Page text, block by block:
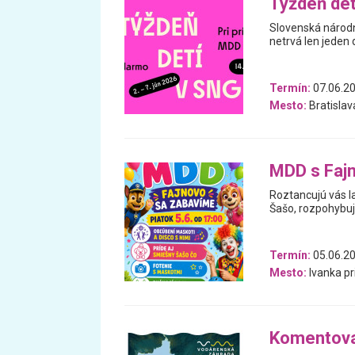
Slovenská
netrvá len jeden
Termín:
Mesto:
MDD s
Roztancujú vás
Šašo,
Termín:
Mesto: Ivanka